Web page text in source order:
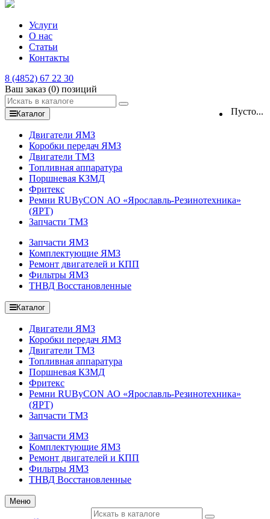
Услуги
О нас
Статьи
Контакты
8 (4852) 67 22 30
Ваш заказ (0) позиций
Пусто...
Каталог
Двигатели ЯМЗ
Коробки передач ЯМЗ
Двигатели ТМЗ
Топливная аппаратура
Поршневая КЗМД
Фритекс
Ремни RUByCON АО «Ярославль-Резинотехника»
(ЯРТ)
Запчасти ТМЗ
Запчасти ЯМЗ
Комплектующие ЯМЗ
Ремонт двигателей и КПП
Фильтры ЯМЗ
ТНВД Восстановленные
Каталог
Двигатели ЯМЗ
Коробки передач ЯМЗ
Двигатели ТМЗ
Топливная аппаратура
Поршневая КЗМД
Фритекс
Ремни RUByCON АО «Ярославль-Резинотехника»
(ЯРТ)
Запчасти ТМЗ
Запчасти ЯМЗ
Комплектующие ЯМЗ
Ремонт двигателей и КПП
Фильтры ЯМЗ
ТНВД Восстановленные
Меню